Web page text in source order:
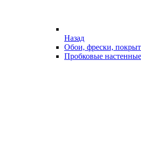
Назад
Обои, фрески,
Пробковые